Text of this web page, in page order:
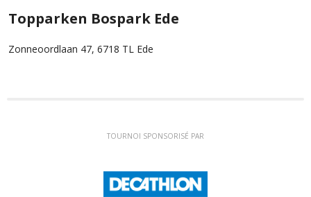
Topparken Bospark Ede
Zonneoordlaan 47, 6718 TL Ede
TOURNOI SPONSORISÉ PAR